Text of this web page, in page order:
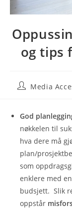
og tips
Media
God
nøkkelen til
hva dere må
plan/
som
enklere med
budsjett. Slik
oppstår